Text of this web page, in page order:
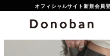
オフィシャルサイト新規会員